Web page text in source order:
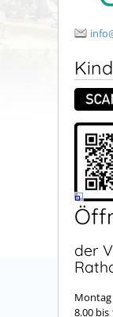
der
8.00 bis